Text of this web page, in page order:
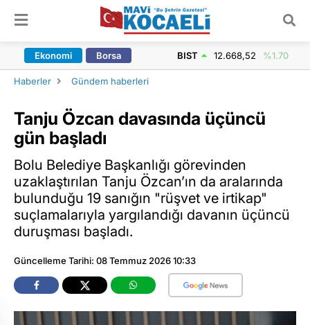
Ekonomi Borsa BIST 12.668,52 %1.70
Haberler Gündem haberleri
Tanju Özcan davasında üçüncü
gün başladı
Bolu Belediye Başkanlığı görevinden
uzaklaştırılan Tanju Özcan’ın da aralarında
bulunduğu 19 sanığın "rüşvet ve irtikap"
suçlamalarıyla yargılandığı davanın üçüncü
duruşması başladı.
Güncelleme Tarihi: 08 Temmuz 2026 10:33